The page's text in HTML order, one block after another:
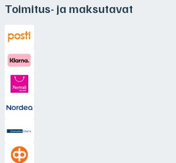
Toimitus- ja maksutavat